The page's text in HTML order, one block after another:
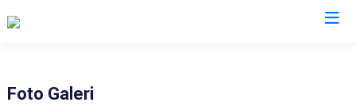
Foto Galeri